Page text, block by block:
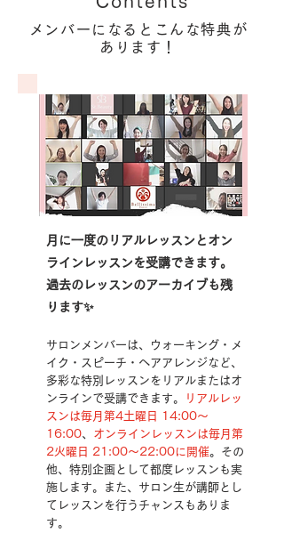
メンバーになるとこんな特典が
あります！
月に一度のリアルレッスンとオン
ラインレッスンを受講できます。
過去のレッスンのアーカイブも残
ります✨
サロンメンバーは、ウォーキング・メ
イク・スピーチ・ヘアアレンジなど、
多彩な特別レッスンをリアルまたはオ
ンラインで受講できます。
リアルレッ
スンは毎月第4土曜日 14:00〜
16:00、 オンラインレッスンは毎月第
2火曜日 21:00〜22:00に開催。その
他、特別企画として都度レッスンも実
施します。
また、サロン生が講師とし
てレッスンを行うチャンスもありま
す。